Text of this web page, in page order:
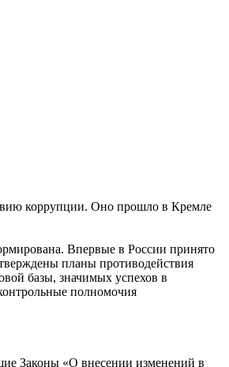
коррупции. Оно прошло в Кремле
Впервые в России принято
планы противодействия
базы, значимых успехов в
полномочия
Законы «О внесении изменений в